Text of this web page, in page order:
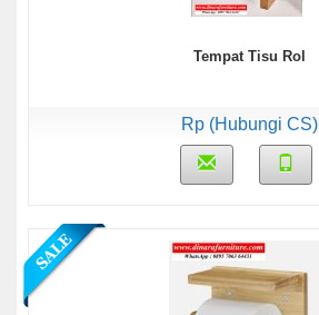
Tempat Tisu Rol
Rp (Hubungi CS)